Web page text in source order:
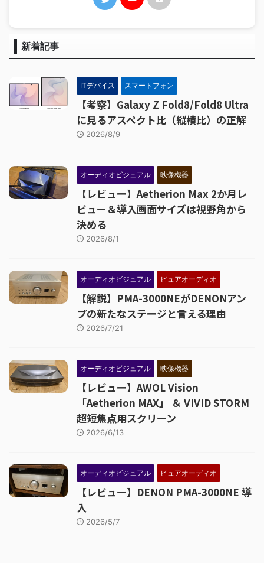
新着記事
ITデバイス スマートフォン
【考察】Galaxy Z Fold8/Fold8 Ultra
に見るアスペクト比（縦横比）の正解
2026/8/9
オーディオビジュアル 映像機器
【レビュー】Aetherion Max 2か月レ
ビュー＆導入画面サイズは視野角から
決める
2026/8/1
オーディオビジュアル ピュアオーディオ
【解説】PMA-3000NEがDENONアン
プの新たなステージと言える理由
2026/7/21
オーディオビジュアル 映像機器
【レビュー】AWOL Vision
「Aetherion MAX」 ＆ VIVID STORM
超短焦点用スクリーン
2026/6/13
オーディオビジュアル ピュアオーディオ
【レビュー】DENON PMA-3000NE 導
入
2026/5/7